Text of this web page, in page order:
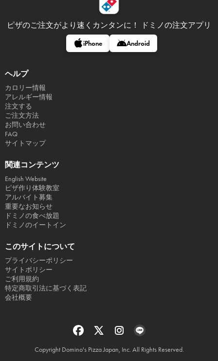
ピザのご注文がより速くカンタンに！ ドミノの注文アプリ
iPhone Android
ヘルプ
カロリー情報
アレルギー情報
注文する
ご注文方法
お問い合わせ
FAQ
サイトマップ
関連コンテンツ
English Website
ピザ作り体験教室
アルバイト募集
重要なお知らせ
ドミノの食べ放題
ドミノのイートイン
このサイトについて
プライバシーポリシー
サイトポリシー
ご利用規約
特定商取引法に基づく表記
会社概要
Copyright Domino's Pizza Japan, Inc. All Rights Reserved.